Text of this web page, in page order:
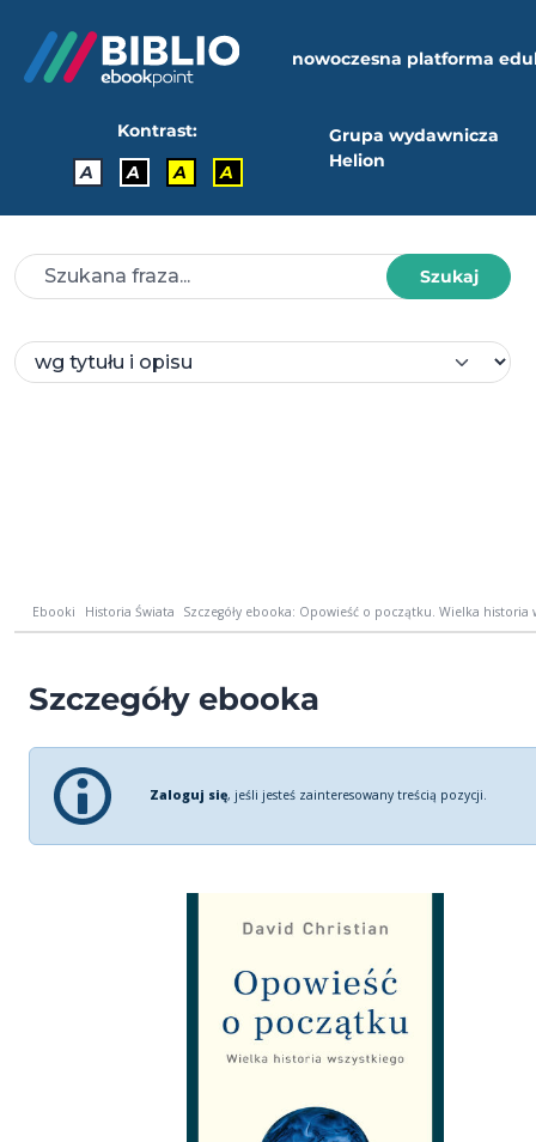
nowoczesna platforma
Kontrast:
A
A A A
Grupa wydawnicza
Helion
Szukaj
Ebooki Historia Świata Szczegóły ebooka: Opowieść o początku. Wielka historia
Szczegóły ebooka
Zaloguj się, jeśli jesteś zainteresowany treścią pozycji.